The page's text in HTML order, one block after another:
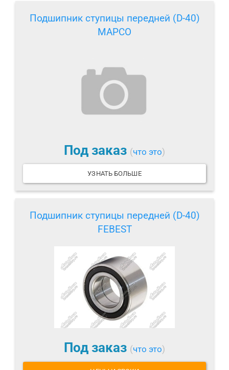
Подшипник ступицы передней (D-40)
MAPCO
Под заказ (что это)
УЗНАТЬ БОЛЬШЕ
Подшипник ступицы передней (D-40)
FEBEST
Под заказ (что это)